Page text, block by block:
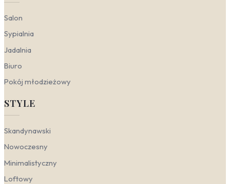
Salon
Sypialnia
Jadalnia
Biuro
Pokój młodzieżowy
STYLE
Skandynawski
Nowoczesny
Minimalistyczny
Loftowy